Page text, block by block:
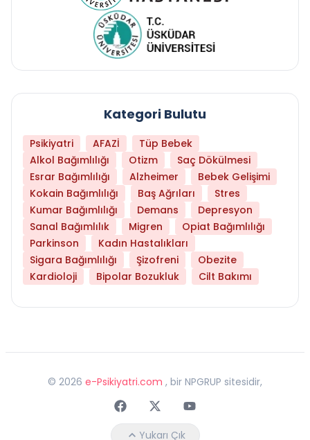
Kategori Bulutu
Psikiyatri AFAZİ
Tüp Bebek
Alkol Bağımlılığı
Otizm
Saç Dökülmesi
Esrar Bağımlılığı
Alzheimer
Bebek Gelişimi
Kokain Bağımlılığı
Baş Ağrıları
Stres
Kumar Bağımlılığı
Demans
Depresyon
Sanal Bağımlılık
Migren
Opiat Bağımlılığı
Parkinson
Kadın Hastalıkları
Sigara Bağımlılığı
Şizofreni
Obezite
Kardioloji
Bipolar Bozukluk Cilt Bakımı
© 2026 e-Psikiyatri.com , bir NPGRUP sitesidir,
FaceebokTwitterYoutube
Yukarı Çık